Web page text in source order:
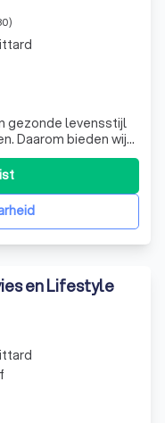
gezonde levensstijl
Daarom bieden wij
die
zoals het
Maaltijdvervangers
en Lifestyle